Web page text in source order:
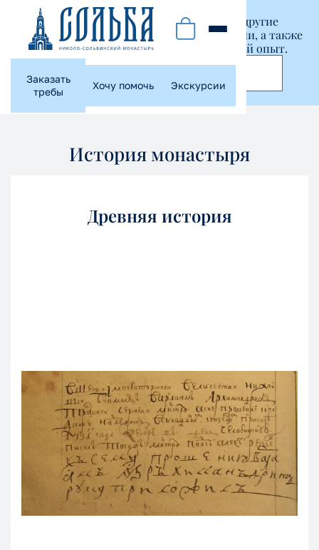
Заказать
требы
Хочу помочь Экскурсии
История монастыря
Древняя история
Этот сайт использует куки-файлы и другие
технологии, чтобы помочь вам в навигации, а также
предоставить лучший пользовательский опыт.